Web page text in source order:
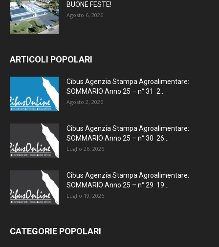
BUONE FESTE!
Agosto 6, 2026
ARTICOLI POPOLARI
Cibus Agenzia Stampa Agroalimentare:
SOMMARIO Anno 25 – n° 31 2...
Agosto 2, 2026
Cibus Agenzia Stampa Agroalimentare:
SOMMARIO Anno 25 – n° 30 26...
Luglio 26, 2026
Cibus Agenzia Stampa Agroalimentare:
SOMMARIO Anno 25 – n° 29 19...
Luglio 19, 2026
CATEGORIE POPOLARI